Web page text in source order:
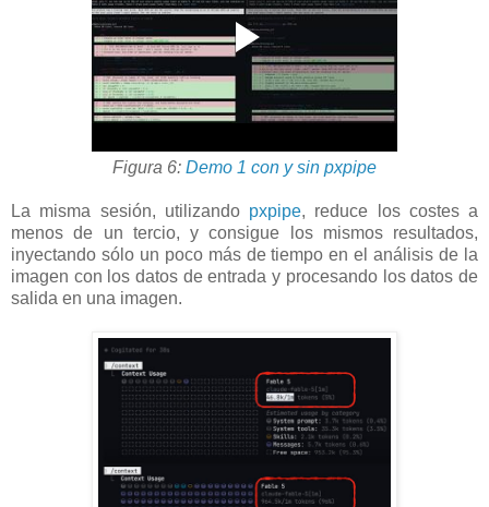
Figura 6: Demo 1 con y sin pxpipe
La misma sesión, utilizando pxpipe, reduce los costes a
menos de un tercio, y consigue los mismos resultados,
inyectando sólo un poco más de tiempo en el análisis de la
imagen con los datos de entrada y procesando los datos de
salida en una imagen.